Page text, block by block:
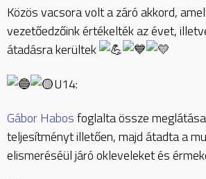
Közös vacsora volt a záró akkord,
vezetőedzőink értékelték az évet,
átadásra kerültek
U14:
Gábor Habosfoglalta össze
teljesítményt illetően, majd átadta a
elismeréséül járó okleveleket és